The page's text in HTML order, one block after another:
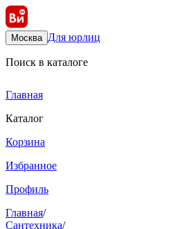
Москва Для юрлиц
Поиск в каталоге
Главная
Каталог
Корзина
Избранное
Профиль
Главная/
Сантехника/